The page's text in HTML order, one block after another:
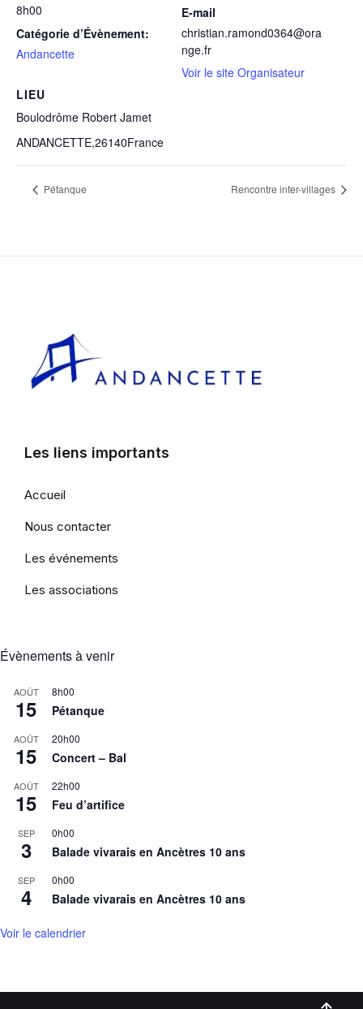
8h00
Catégorie d’Évènement:
Andancette
LIEU
Boulodrôme Robert Jamet
ANDANCETTE,26140France
E-mail
christian.ramond0364@ora
nge.fr
Voir le site Organisateur
Pétanque Rencontre inter-villages
Les liens importants
Accueil
Nous contacter
Les événements
Les associations
Évènements à venir
AOÛT
15
8h00
Pétanque
AOÛT
15
20h00
Concert – Bal
AOÛT
15
22h00
Feu d’artifice
SEP
3
0h00
Balade vivarais en Ancètres 10 ans
SEP
4
0h00
Balade vivarais en Ancètres 10 ans
Voir le calendrier